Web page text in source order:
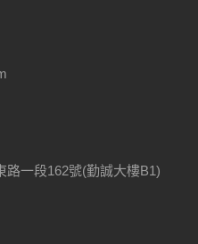
路一段162號(勤誠大樓B1)